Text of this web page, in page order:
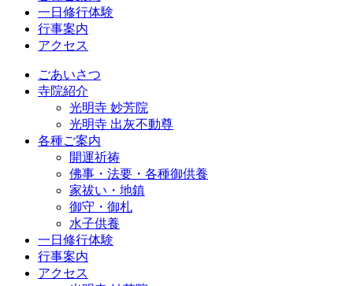
一日修行体験
行事案内
アクセス
ごあいさつ
寺院紹介
光明寺 妙芳院
光明寺 出灰不動尊
各種ご案内
開運祈祷
佛事・法要・各種御供養
家祓い・地鎮
御守・御札
水子供養
一日修行体験
行事案内
アクセス